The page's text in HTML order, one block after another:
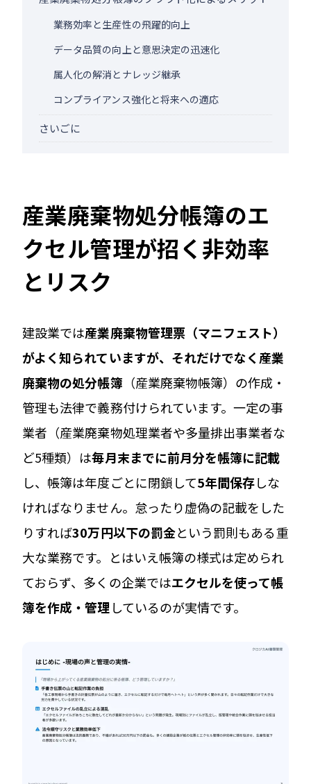
業務効率と生産性の飛躍的向上
データ品質の向上と意思決定の迅速化
属人化の解消とナレッジ継承
コンプライアンス強化と将来への適応
さいごに
産業廃棄物処分帳簿のエ
クセル管理が招く非効率
とリスク
建設業では産業廃棄物管理票（マニフェスト）
がよく知られていますが、それだけでなく産業
廃棄物の処分帳簿 （産業廃棄物帳簿）の作成・
管理も法律で義務付けられています。一定の事
業者（産業廃棄物処理業者や多量排出事業者な
ど5種類）は毎月末までに前月分を帳簿に記載
し、帳簿は年度ごとに閉鎖して5年間保存しな
ければなりません。怠ったり虚偽の記載をした
りすれば30万円以下の罰金という罰則もある重
大な業務です。とはいえ帳簿の様式は定められ
ておらず、多くの企業ではエクセルを使って帳
簿を作成・管理しているのが実情です。